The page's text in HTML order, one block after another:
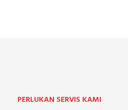
PERLUKAN SERVIS KAMI